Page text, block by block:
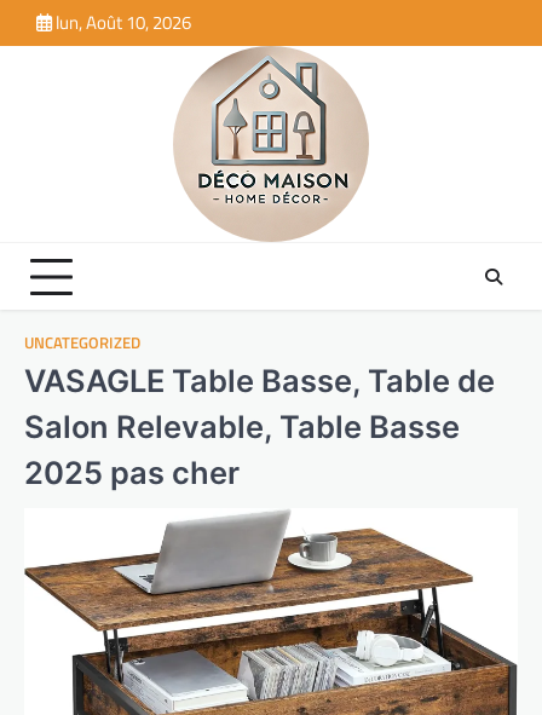
to
lun, Août 10, 2026
UNCATEGORIZED
VASAGLE Table Basse, Table de
Salon Relevable, Table Basse
2025 pas cher